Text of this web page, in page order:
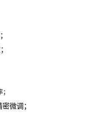
微调；